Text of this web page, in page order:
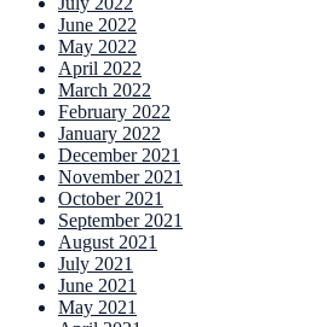
June 2022
May 2022
April 2022
March 2022
February 2022
January 2022
December 2021
November 2021
October 2021
September 2021
August 2021
July 2021
June 2021
May 2021